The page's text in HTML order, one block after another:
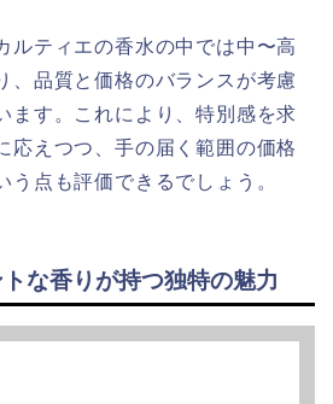
ルティエの香水の中では中〜高
、品質と価格のバランスが考慮
ます。これにより、特別感を求
応えつつ、手の届く範囲の価格
う点も評価できるでしょう。
な香りが持つ独特の魅力